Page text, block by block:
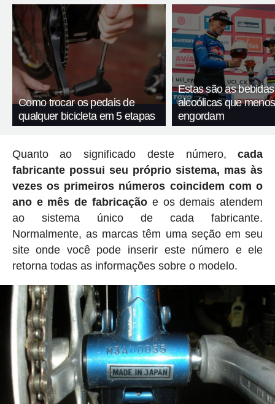
Como trocar os pedais de
qualquer bicicleta em 5 etapas
Estas são as bebidas
alcoólicas que menos
engordam
Quanto ao significado deste número,cada
fabricante possui seu próprio sistema, mas às
vezes os primeiros números coincidem com o
ano e mês de fabricaçãoe os demais atendem
ao sistema único de cada fabricante.
Normalmente, as marcas têm uma seção em seu
site onde você pode inserir este número e ele
retorna todas as informações sobre o modelo.